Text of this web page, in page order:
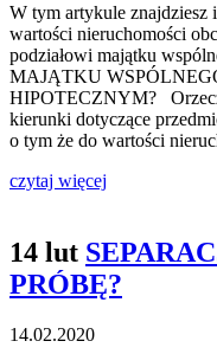
W tym artykule znajdziesz
wartości nieruchomości
podziałowi majątku
MAJĄTKU
HIPOTECZNYM?
kierunki dotyczące
o tym że do wartości
czytaj więcej
14 lut
PRÓBĘ?
14.02.2020